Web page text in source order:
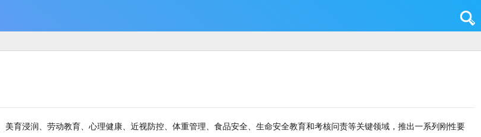
育浸润、劳动教育、心理健康、近视防控、体重管理、食品安全、生命安全教育和考核问责等关键领域，推出一系列刚性要